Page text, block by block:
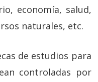
economía, salud,
naturales, etc.
estudios para
controladas por